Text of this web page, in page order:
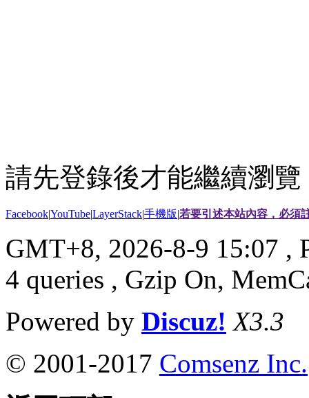
請先登錄後才能繼續瀏覽
Facebook|YouTube|LayerStack|手機版|若要引述本站內容，必須
GMT+8, 2026-8-9 15:07 ,
4 queries , Gzip On,
Powered by Discuz! X3.3
© 2001-2017 Comsenz Inc.